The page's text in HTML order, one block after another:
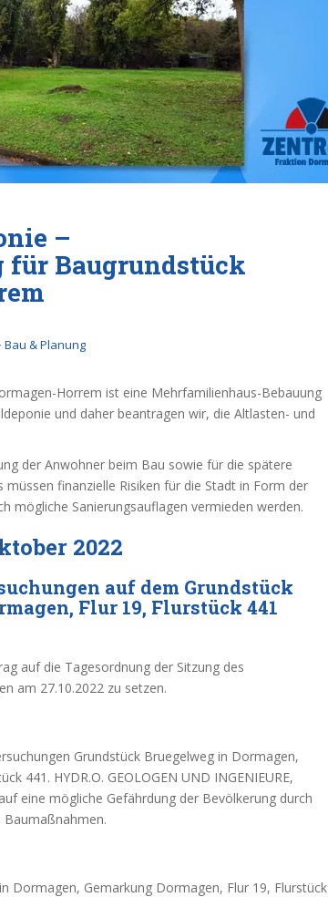
–
für Baugrundstück
Bau & Planung
Horrem ist eine Mehrfamilienhaus-Bebauung
und daher beantragen wir, die Altlasten- und
der Anwohner beim Bau sowie für die spätere
finanzielle Risiken für die Stadt in Form der
mögliche Sanierungsauflagen vermieden werden.
2022
auf dem Grundstück
Flur 19, Flurstück 441
auf die Tagesordnung der Sitzung des
am 27.10.2022 zu setzen.
Grundstück Bruegelweg in Dormagen,
441. HYDR.O. GEOLOGEN UND INGENIEURE,
eine mögliche Gefährdung der Bevölkerung durch
Dormagen, Gemarkung Dormagen, Flur 19, Flurstück